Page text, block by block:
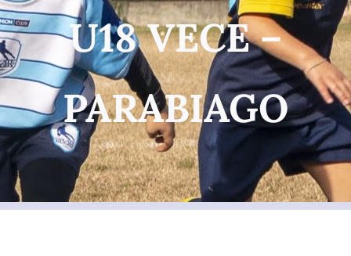
U18 VECE –
PARABIAGO